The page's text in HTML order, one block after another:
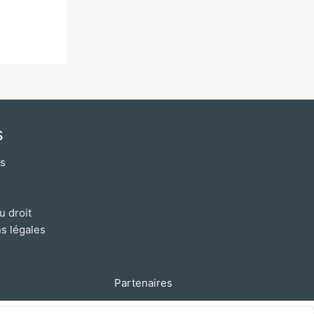
droit
légales
Partenaires